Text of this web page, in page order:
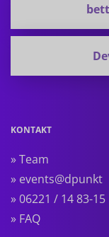
KONTAKT
» Team
» events@dpunkt
» 06221 / 14 83-15
» FAQ